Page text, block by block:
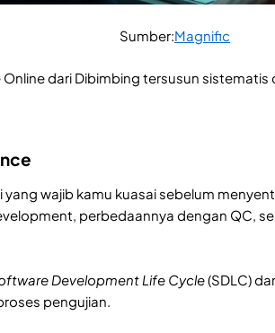
Sumber:Magnific
dari Dibimbing tersusun
wajib kamu kuasai sebelum
perbedaannya dengan QC,
Development Life Cycle(SDLC)
pengujian.